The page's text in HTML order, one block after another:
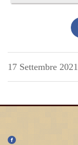
17 Settembre 2021